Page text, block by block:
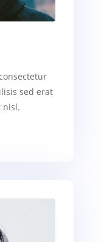
sed erat
nisl.